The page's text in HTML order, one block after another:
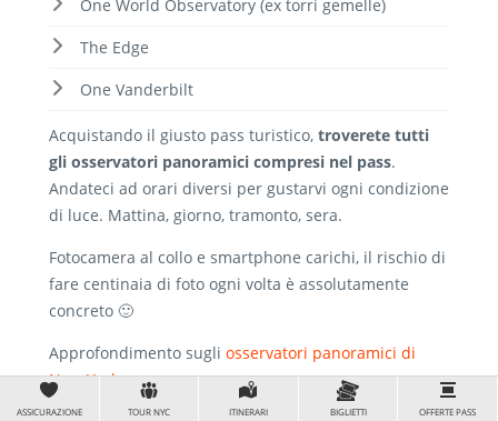
One World Observatory (ex torri gemelle)
The Edge
One Vanderbilt
Acquistando il giusto pass turistico, troverete tutti
gli osservatori panoramici compresi nel pass.
Andateci ad orari diversi per gustarvi ogni condizione
di luce. Mattina, giorno, tramonto, sera.
Fotocamera al collo e smartphone carichi, il rischio di
fare centinaia di foto ogni volta è assolutamente
concreto 🙂
Approfondimento sugli osservatori panoramici di
New York.
ASSICURAZIONE TOUR NYC ITINERARI BIGLIETTI OFFERTE PASS